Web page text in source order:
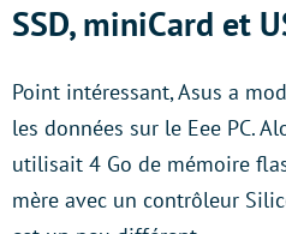
SSD, miniCard et
Point intéressant, Asus a
les données sur le Eee PC.
utilisait 4 Go de mémoire
mère avec un contrôleur